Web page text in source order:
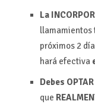
La
llamamientos
próximos 2
hará efectiva
Debes OPTAR
que